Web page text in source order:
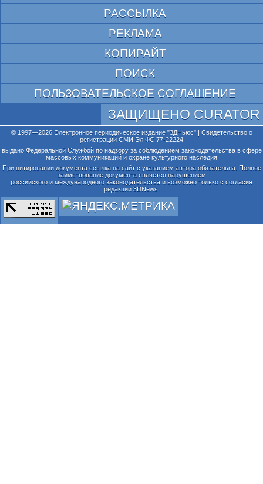
РАССЫЛКА
РЕКЛАМА
КОПИРАЙТ
ПОИСК
ПОЛЬЗОВАТЕЛЬСКОЕ СОГЛАШЕНИЕ
ЗАЩИЩЕНО CURATOR
© 1997—2026 Электронное периодическое издание "3ДНьюс" | Свидетельство о
регистрации СМИ Эл ФС 77-22224
выдано Федеральной Службой по надзору за соблюдением законодательства в сфере
массовых коммуникаций и охране культурного наследия
При цитировании документа ссылка на сайт с указанием автора обязательна. Полное
заимствование документа является нарушением
российского и международного законодательства и возможно только с согласия
редакции 3DNews.